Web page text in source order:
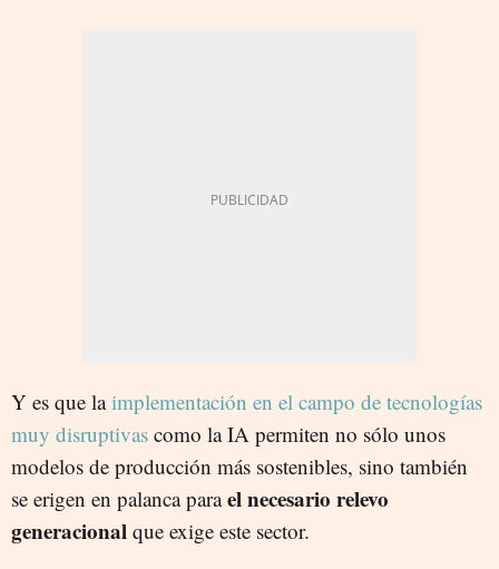
Y es que laimplementación en el campo de tecnologías
muy disruptivas como la IA permiten no sólo unos
modelos de producción más sostenibles, sino también
se erigen en palanca parael necesario relevo
generacional que exige este sector.